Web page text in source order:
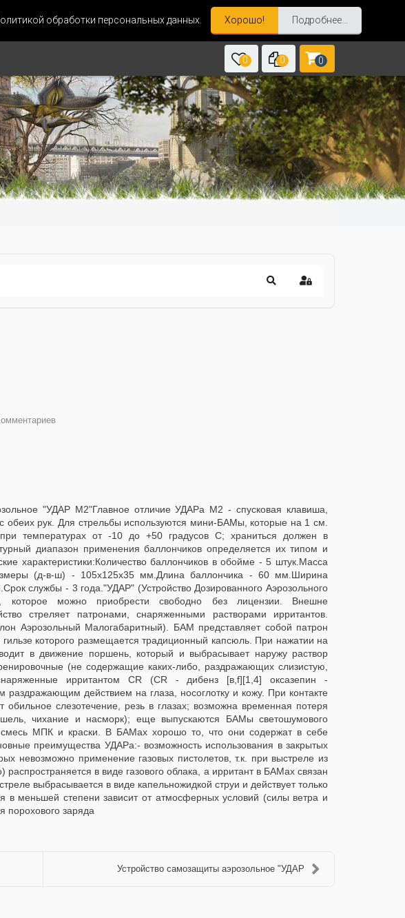
обработки персональных данных. Хорошо! Подробнее...
0 0 0
"УДАР М2"Главное отличие УДАРа М2 - спусковая клавиша,
обеих рук. Для стрельбы используются мини-БАМы, которые на 1 см.
температурах от -10 до +50 градусов С; храниться должен в
диапазон применения баллончиков определяется их типом и
характеристики:Количество баллончиков в обойме - 5 штук.Масса
(д-в-ш) - 105x125x35 мм.Длина баллончика - 60 мм.Ширина
службы - 3 года."УДАР" (Устройство Дозированного Аэрозольного
которое можно приобрести свободно без лицензии. Внешне
стреляет патронами, снаряженными растворами ирритантов.
Аэрозольный Малогабаритный). БАМ представляет собой патрон
которого размещается традиционный капсюль. При нажатии на
в движение поршень, который и выбрасывает наружу раствор
(не содержащие каких-либо, раздражающих слизистую,
ирритантом CR (CR - дибенз [в,f][1,4] оксазепин -
действием на глаза, носоглотку и кожу. При контакте
обильное слезотечение, резь в глазах; возможна временная потеря
чихание и насморк); еще выпускаются БАМы светошумового
МПК и краски. В БАМах хорошо то, что они содержат в себе
преимущества УДАРа:- возможность использования в закрытых
невозможно применение газовых пистолетов, т.к. при выстреле из
в виде газового облака, а ирритант в БАМах связан
выбрасывается в виде капельножидкой струи и действует только
в меньшей степени зависит от атмосферных условий (силы ветра и
порохового заряда
Устройство самозащиты аэрозольное "УДАР